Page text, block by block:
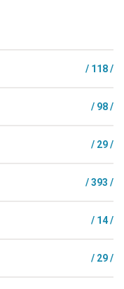
/ 118 /
/ 98 /
/ 29 /
/ 393 /
/ 14 /
/ 29 /